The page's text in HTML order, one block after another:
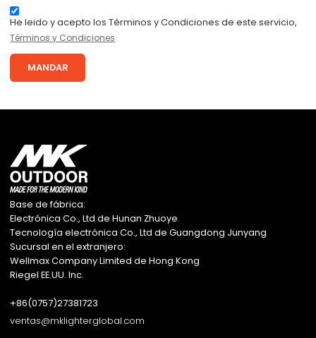
He leido y acepto los Términos y Condiciones de este servicio,
Términos y Condiciones
MANDAR
Base de fábrica:
Electrónica Co., Ltd de Hunan Zhuoye
Tecnología electrónica Co., Ltd de Guangdong Junyang
Sucursal en el extranjero:
Wellmax Company Limited de Hong Kong
Riegel EE.UU. Inc.
+86(0757)27381723
ventas@mklighterglobal.com